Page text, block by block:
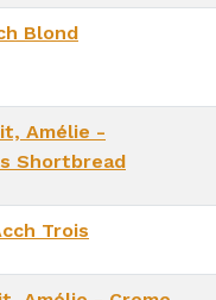
Blond
Amélie -
Shortbread
Trois